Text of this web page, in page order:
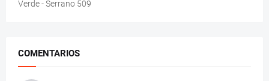
Verde - Serrano 509
COMENTARIOS